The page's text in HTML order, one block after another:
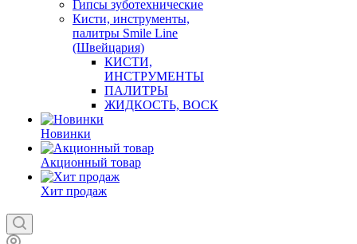
Гипсы зуботехнические
Кисти, инструменты,
палитры Smile Line
(Швейцария)
КИСТИ,
ИНСТРУМЕНТЫ
ПАЛИТРЫ
ЖИДКОСТЬ, ВОСК
Новинки
Акционный товар
Хит продаж